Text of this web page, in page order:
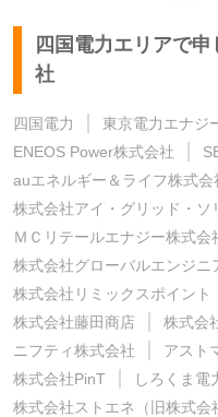
四国電力エリアで
社
四国電力
東京電力エナジ
ENEOS Power株式会社
auエネルギー＆ライフ株式会
株式会社アイ・グリッド・ソ
ＭＣリテールエナジー株式会
株式会社グローバルエンジニ
株式会社リミックスポイント
株式会社藤田商店
株式会
ニフティ株式会社
アスト
株式会社PinT
しろくま電
株式会社ストエネ（旧株式会